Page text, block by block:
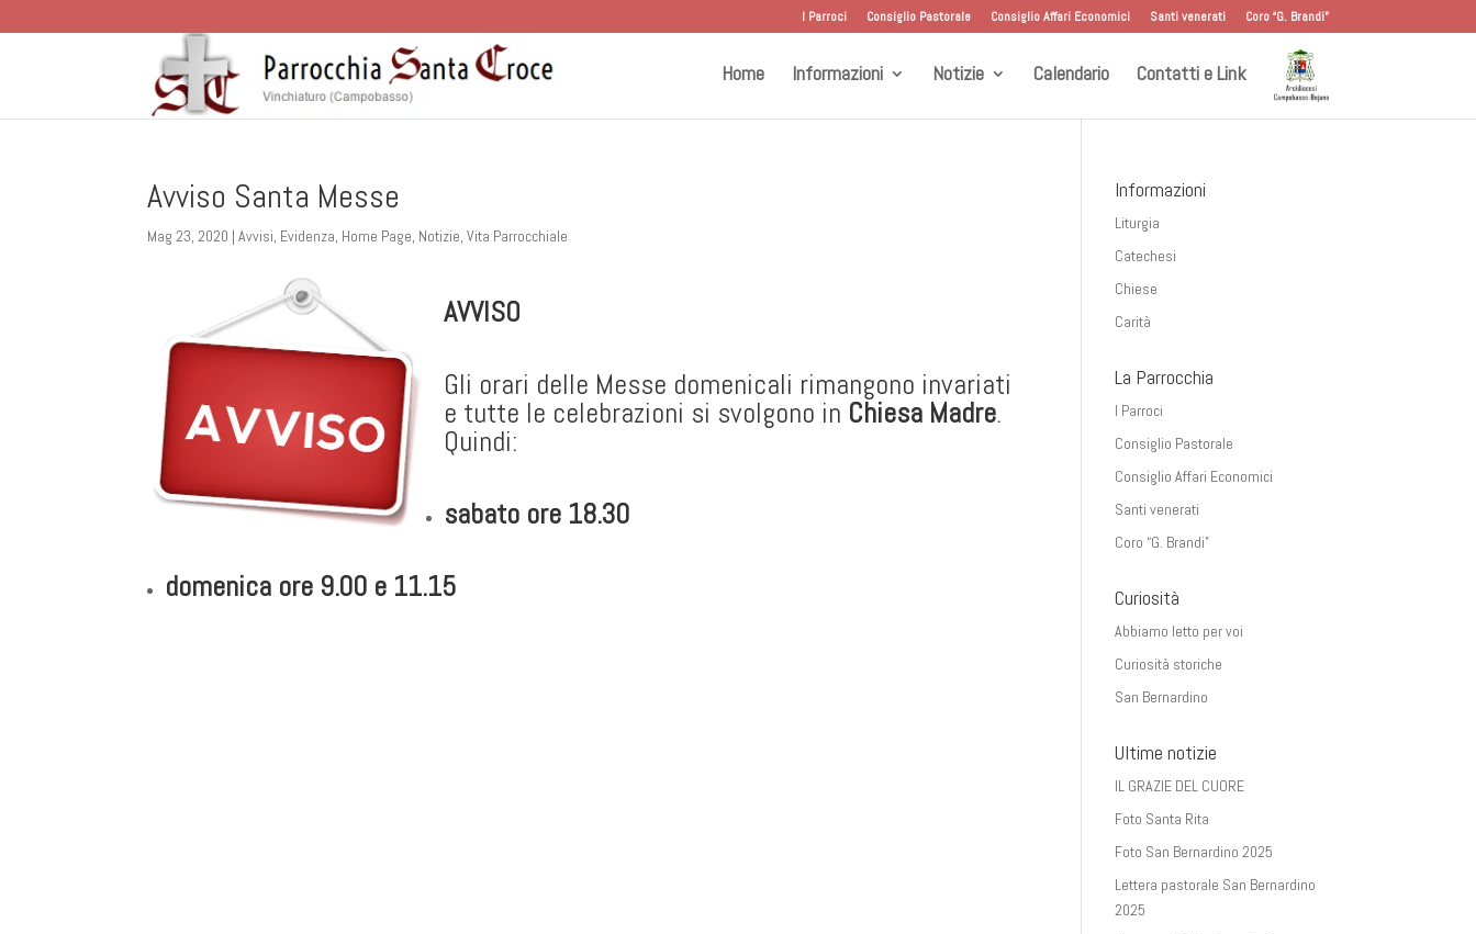
I Parroci Consiglio Pastorale Consiglio Affari Economici Santi venerati Coro “G. Brandi”
Home Informazioni Notizie Calendario Contatti e Link
Avviso Santa Messe
Mag 23, 2020 |Avvisi, Evidenza, Home Page, Notizie,Vita Parrocchiale
AVVISO
Gli orari delle Messe domenicali rimangono invariati
e tutte le celebrazioni si svolgono in Chiesa Madre.
Quindi:
sabato ore 18.30
domenica ore 9.00 e 11.15
Informazioni
Liturgia
Catechesi
Chiese
Carità
La Parrocchia
I Parroci
Consiglio Pastorale
Consiglio Affari Economici
Santi venerati
Coro “G. Brandi”
Curiosità
Abbiamo letto per voi
Curiosità storiche
San Bernardino
Ultime notizie
IL GRAZIE DEL CUORE
Foto Santa Rita
Foto San Bernardino 2025
Lettera pastorale San Bernardino
2025